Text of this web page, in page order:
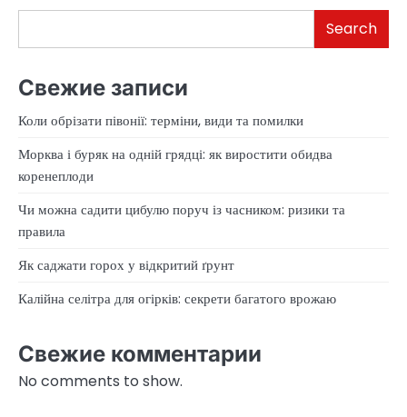
Search
Свежие записи
Коли обрізати півонії: терміни, види та помилки
Морква і буряк на одній грядці: як виростити обидва
коренеплоди
Чи можна садити цибулю поруч із часником: ризики та
правила
Як саджати горох у відкритий ґрунт
Калійна селітра для огірків: секрети багатого врожаю
Свежие комментарии
No comments to show.